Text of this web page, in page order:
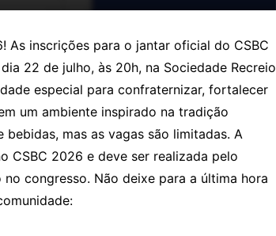
As inscrições para o jantar oficial do CSBC
22 de julho, às 20h, na Sociedade Recreio
especial para confraternizar, fortalecer
um ambiente inspirado na tradição
mas as vagas são limitadas. A
CSBC 2026 e deve ser realizada pelo
congresso. Não deixe para a última hora